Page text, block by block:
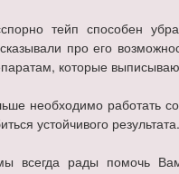
тейп способен
про его
которые
необходимо работать
устойчивого результата.
всегда рады помочь